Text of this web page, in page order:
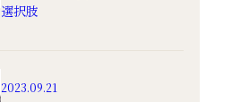
選択肢
2023.09.21